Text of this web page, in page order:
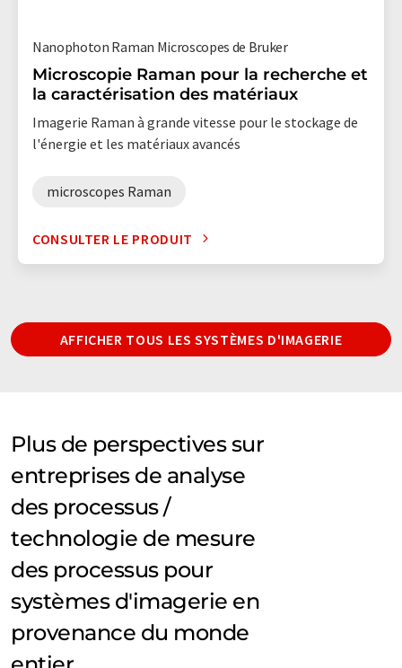
Nanophoton Raman Microscopes de Bruker
Microscopie Raman pour la recherche et
la caractérisation des matériaux
Imagerie Raman à grande vitesse pour le stockage de
l'énergie et les matériaux avancés
microscopes Raman
CONSULTER LE PRODUIT
AFFICHER TOUS LES SYSTÈMES D'IMAGERIE
Plus de perspectives sur
entreprises de analyse
des processus /
technologie de mesure
des processus pour
systèmes d'imagerie en
provenance du monde